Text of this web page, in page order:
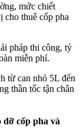
mức chiết
cho thuê cốp pha
pháp thi công, tỷ
miễn phí.
từ can nhỏ 5L đến
thần tốc tận chân
cốp pha và